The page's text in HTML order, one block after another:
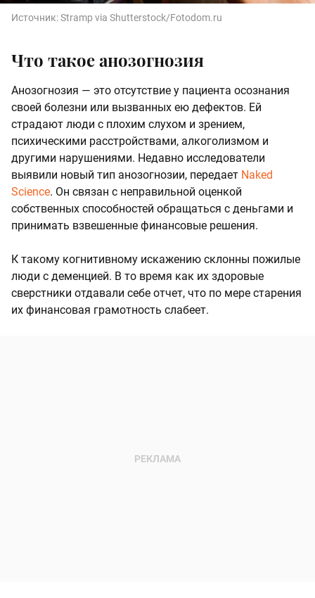
Источник:Stramp via Shutterstock/Fotodom.ru
Что такое анозогнозия
Анозогнозия — это отсутствие у пациента осознания
своей болезни или вызванных ею дефектов. Ей
страдают люди с плохим слухом и зрением,
психическими расстройствами, алкоголизмом и
другими нарушениями. Недавно исследователи
выявили новый тип анозогнозии, передает Naked
Science. Он связан с неправильной оценкой
собственных способностей обращаться с деньгами и
принимать взвешенные финансовые решения.
К такому когнитивному искажению склонны пожилые
люди с деменцией. В то время как их здоровые
сверстники отдавали себе отчет, что по мере старения
их финансовая грамотность слабеет.